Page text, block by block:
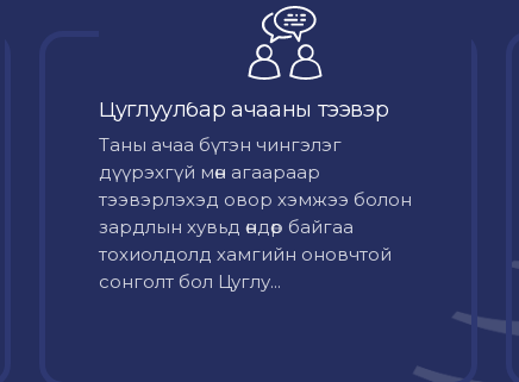
Цуглуулбар ачааны тээвэр
Таны ачаа бүтэн чингэлэг
дүүрэхгүй мөн агаараар
тээвэрлэхэд овор хэмжээ болон
зардлын хувьд өндөр байгаа
тохиолдолд хамгийн оновчтой
сонголт бол Цуглу...